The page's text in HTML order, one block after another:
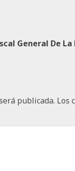
General De
publicada. Los